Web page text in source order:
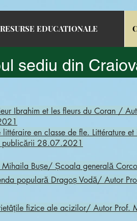
RESURSE EDUCATIONALE
sediu din
Ibrahim et les fleurs du Coran /
en classe de fle. Littérature
28.07.2021
Mihaila Bușe/ Școala generală
populară Dragoș Vodă/ Autor
fizice ale acizilor/ Autor